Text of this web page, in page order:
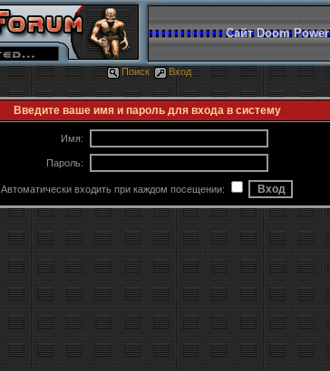
Сайт Doom Power
Поиск
Вход
Введите ваше имя и пароль для входа в систему
Имя:
Пароль:
Автоматически входить при каждом посещении: